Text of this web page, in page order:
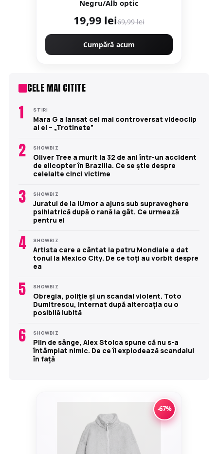
Negru/Alb optic
19,99 lei69,99 lei
Cumpără acum
CELE MAI CITITE
1 STIRI
Mara G a lansat cel mai controversat videoclip
al ei – „Trotinete”
2 SHOWBIZ
Oliver Tree a murit la 32 de ani într-un accident
de elicopter în Brazilia. Ce se știe despre
celelalte cinci victime
3 SHOWBIZ
Juratul de la iUmor a ajuns sub supraveghere
psihiatrică după o rană la gât. Ce urmează
pentru el
4 SHOWBIZ
Artista care a cântat la patru Mondiale a dat
tonul la Mexico City. De ce toți au vorbit despre
ea
5 SHOWBIZ
Obregia, poliție și un scandal violent. Toto
Dumitrescu, internat după altercația cu o
posibilă iubită
6 SHOWBIZ
Plin de sânge, Alex Stoica spune că nu s-a
întâmplat nimic. De ce îi explodează scandalul
în față
-67%